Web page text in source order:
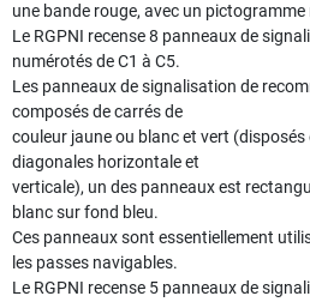
une bande rouge, avec un pictogramme
Le RGPNI recense 8 panneaux de
numérotés de C1 à C5.
Les panneaux de signalisation de
composés de carrés de
couleur jaune ou blanc et vert
diagonales horizontale et
verticale), un des panneaux est
blanc sur fond bleu.
Ces panneaux sont essentiellement
les passes navigables.
Le RGPNI recense 5 panneaux de